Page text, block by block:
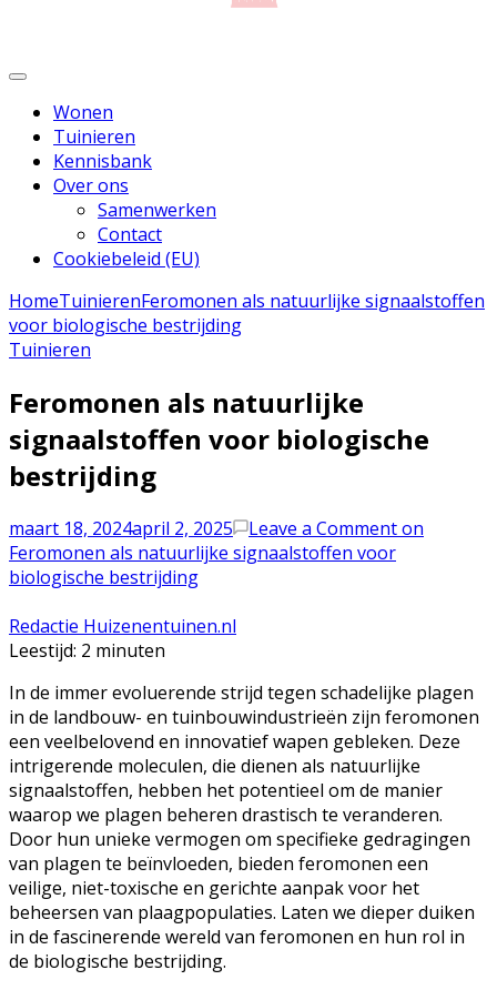
Huizen en Tuinen
Inspiratie voor wonen en tuinieren
Wonen
Tuinieren
Kennisbank
Over ons
Samenwerken
Contact
Cookiebeleid (EU)
HomeTuinierenFeromonen als natuurlijke signaalstoffen
voor biologische bestrijding
Tuinieren
Feromonen als natuurlijke
signaalstoffen voor biologische
bestrijding
maart 18, 2024april 2, 2025 Leave a Commenton
Feromonen als natuurlijke signaalstoffen voor
biologische bestrijding
Redactie Huizenentuinen.nl
Leestijd: 2 minuten
In de immer evoluerende strijd tegen schadelijke plagen
in de landbouw- en tuinbouwindustrieën zijn feromonen
een veelbelovend en innovatief wapen gebleken. Deze
intrigerende moleculen, die dienen als natuurlijke
signaalstoffen, hebben het potentieel om de manier
waarop we plagen beheren drastisch te veranderen.
Door hun unieke vermogen om specifieke gedragingen
van plagen te beïnvloeden, bieden feromonen een
veilige, niet-toxische en gerichte aanpak voor het
beheersen van plaagpopulaties. Laten we dieper duiken
in de fascinerende wereld van feromonen en hun rol in
de biologische bestrijding.